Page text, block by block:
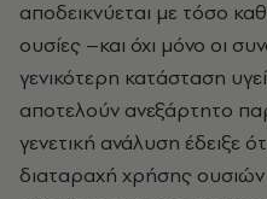
αποδεικνύεται με τόσο
ουσίες –και όχι μόνο οι
γενικότερη κατάσταση
αποτελούν ανεξάρτητο
γενετική ανάλυση έδειξε
διαταραχή χρήσης